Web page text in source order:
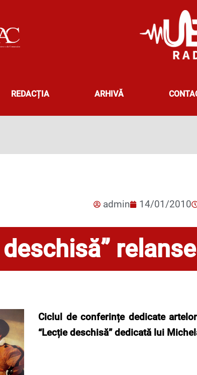
REDACȚIA ARHIVĂ
admin 14/01/2010
Ciclul de conferințe dedicate
“Lecție deschisă” dedicată lui